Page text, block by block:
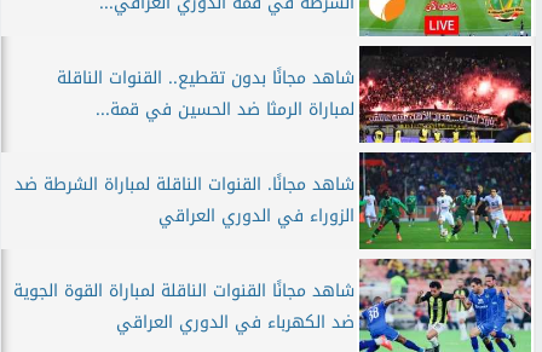
شاهد مجانًا بدون تقطيع.. القنوات الناقلة
لمباراة الرمثا ضد الحسين في قمة...
شاهد مجانًا. القنوات الناقلة لمباراة الشرطة ضد
الزوراء في الدوري العراقي
شاهد مجانًا القنوات الناقلة لمباراة القوة الجوية
ضد الكهرباء في الدوري العراقي